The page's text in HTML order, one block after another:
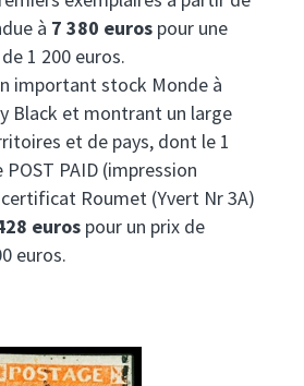
à 7 380 eurospour une
1 200 euros.
important stock Monde à
Black et montrant un large
et de pays, dont le 1
POST PAID (impression
Roumet (Yvert Nr 3A)
eurospour un prix de
euros.